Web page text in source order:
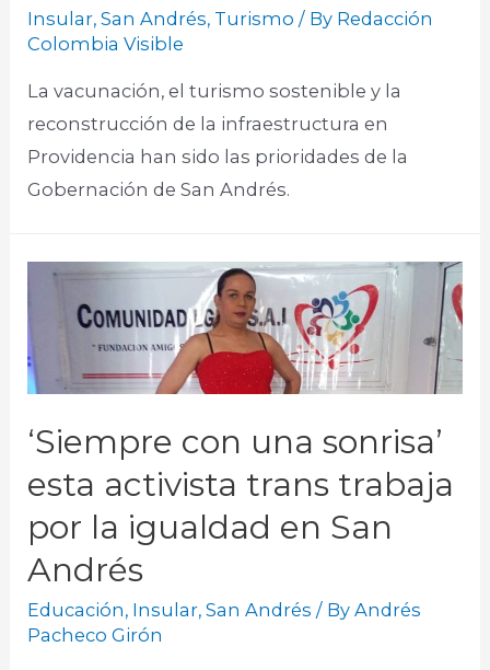
Insular,San Andrés, Turismo / By Redacción
Colombia Visible
La vacunación, el turismo sostenible y la
reconstrucción de la infraestructura en
Providencia han sido las prioridades de la
Gobernación de San Andrés.
‘Siempre con una sonrisa’
esta activista trans trabaja
por la igualdad en San
Andrés
Educación, Insular,San Andrés / ByAndrés
Pacheco Girón